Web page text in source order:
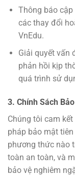
Thông báo
các thay đổi
VnEdu.
Giải quyết vấn
phản hồi kịp
quá trình sử
3. Chính Sách
Chúng tôi cam
pháp bảo mật
phương thức nào
toàn an toàn, và
bảo vệ nghiêm